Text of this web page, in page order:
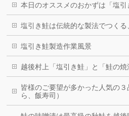
本日のオススメのおかずは「塩引
塩引き鮭は伝統的な製法でつく
塩引き鮭製造作業風景
越後村上「塩引き鮭」と「鮭の焼
皆様のご要望が多かった人気の３
ら、飯寿司）